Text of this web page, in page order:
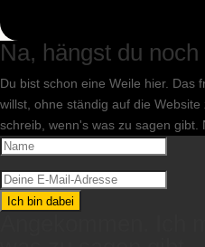
Na, hängst du noch
Du bist schon eine Weile hier. Das
willst, ohne ständig auf die
schreib, wenn's was zu sagen gibt.
Ich bin dabei